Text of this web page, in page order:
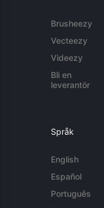
Brusheezy
Vecteezy
Videezy
Bli en
leverantör
Språk
English
Español
Português